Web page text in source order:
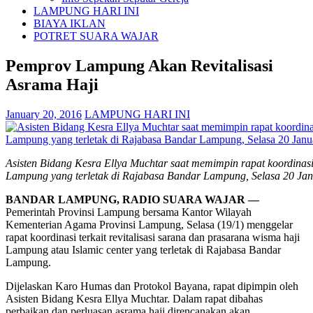
LAMPUNG HARI INI
BIAYA IKLAN
POTRET SUARA WAJAR
Pemprov Lampung Akan Revitalisasi
Asrama Haji
January 20, 2016 LAMPUNG HARI INI
Asisten Bidang Kesra Ellya Muchtar saat memimpin rapat
Lampung yang terletak di Rajabasa Bandar Lampung, Selasa 20
BANDAR LAMPUNG, RADIO SUARA WAJAR —
Pemerintah Provinsi Lampung bersama Kantor Wilayah
Kementerian Agama Provinsi Lampung, Selasa (19/1) menggelar
rapat koordinasi terkait revitalisasi sarana dan prasarana wisma haji
Lampung atau Islamic center yang terletak di Rajabasa Bandar
Lampung.
Dijelaskan Karo Humas dan Protokol Bayana, rapat dipimpin oleh
Asisten Bidang Kesra Ellya Muchtar. Dalam rapat dibahas